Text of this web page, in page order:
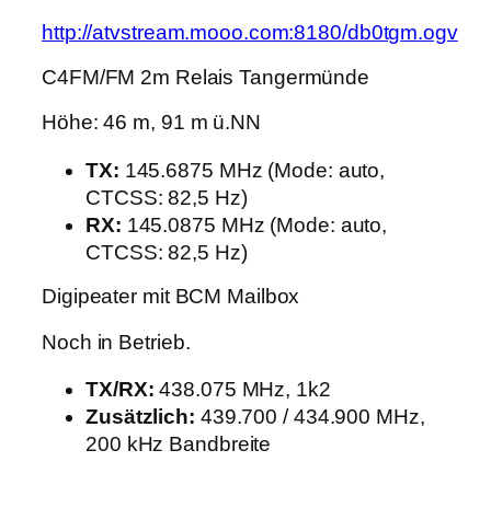
http://atvstream.mooo.com:8180/db0tgm.ogv
C4FM/FM 2m Relais Tangermünde
Höhe: 46 m, 91 m ü.NN
TX: 145.6875 MHz (Mode: auto,
CTCSS: 82,5 Hz)
RX: 145.0875 MHz (Mode: auto,
CTCSS: 82,5 Hz)
Digipeater mit BCM Mailbox
Noch in Betrieb.
TX/RX: 438.075 MHz, 1k2
Zusätzlich: 439.700 / 434.900 MHz,
200 kHz Bandbreite